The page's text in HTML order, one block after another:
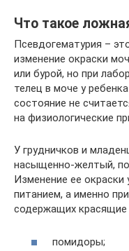
Что такое
Псевдогематурия –
изменение окраски
или бурой, но при
телец в моче у
состояние не
на физиологические
У грудничков и
насыщенно-желтый,
Изменение ее окраски
питанием, а именно
содержащих красящие
помидоры;